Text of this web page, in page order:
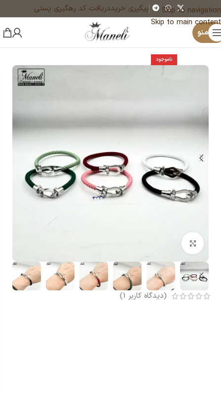
Skip to navigation
Skip to main content
پیگیری خریددریافت کد رهگیری پستی
منو
خانه زیورآلات و بدلیجات رنگ ثابت دستبند
ناموجود
بزرگنمایی تصویر
(دیدگاه کاربر 1
)
×